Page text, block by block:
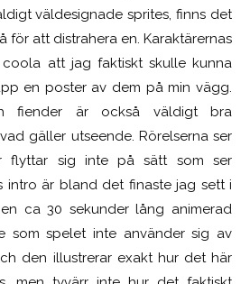
väldesignade sprites, finns det
för att distrahera en. Karaktärernas
att jag faktiskt skulle kunna
en poster av dem på min vägg.
fiender är också väldigt bra
gäller utseende. Rörelserna ser
flyttar sig inte på sätt som ser
intro är bland det finaste jag sett i
ca 30 sekunder lång animerad
som spelet inte använder sig av
den illustrerar exakt hur det här